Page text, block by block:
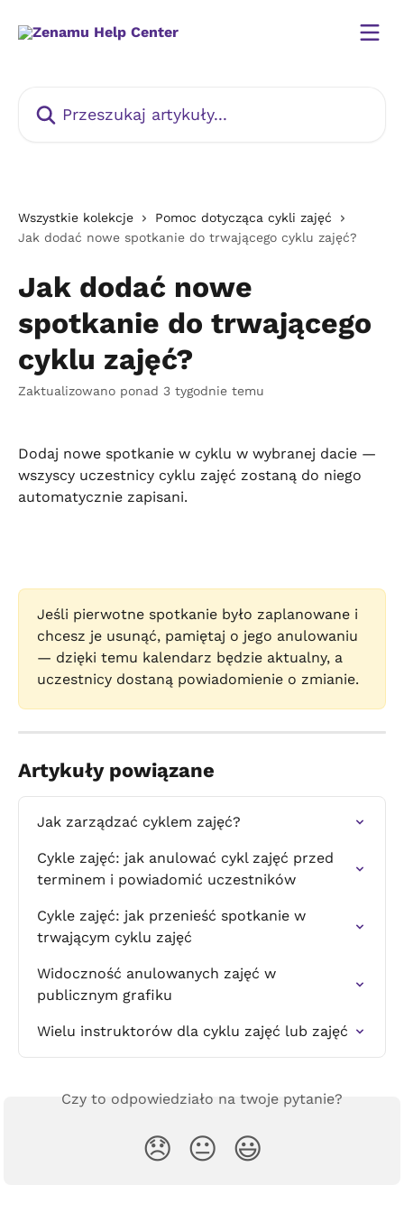
Wszystkie kolekcje
Pomoc dotycząca cykli zajęć
Jak dodać nowe spotkanie do trwającego cyklu zajęć?
Jak dodać nowe
spotkanie do trwającego
cyklu zajęć?
Zaktualizowano ponad 3 tygodnie temu
Dodaj nowe spotkanie w cyklu w wybranej dacie —
wszyscy uczestnicy cyklu zajęć zostaną do niego
automatycznie zapisani.
Jeśli pierwotne spotkanie było zaplanowane i
chcesz je usunąć, pamiętaj o jego anulowaniu
— dzięki temu kalendarz będzie aktualny, a
uczestnicy dostaną powiadomienie o zmianie.
Artykuły powiązane
Jak zarządzać cyklem zajęć?
Cykle zajęć: jak anulować cykl zajęć przed
terminem i powiadomić uczestników
Cykle zajęć: jak przenieść spotkanie w
trwającym cyklu zajęć
Widoczność anulowanych zajęć w
publicznym grafiku
Wielu instruktorów dla cyklu zajęć lub zajęć
Czy to odpowiedziało na twoje pytanie?
😞 😐 😃